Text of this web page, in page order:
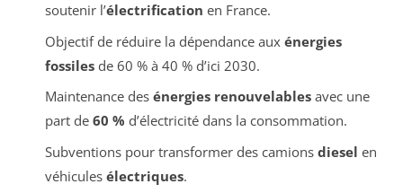
soutenir l’électrification en France.
Objectif de réduire la dépendance aux énergies
fossilesde 60 % à 40 % d’ici 2030.
Maintenance des énergies renouvelablesavec une
part de 60 % d’électricité dans la consommation.
Subventions pour transformer des camions diesel en
véhicules électriques.